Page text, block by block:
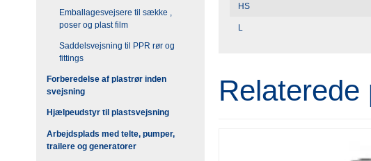
Emballagesvejsere til sække ,
poser og plast film
Saddelsvejsning til PPR rør og
fittings
Forberedelse af plastrør inden
svejsning
Hjælpeudstyr til plastsvejsning
Arbejdsplads med telte, pumper,
trailere og generatorer
HS
L
Relaterede